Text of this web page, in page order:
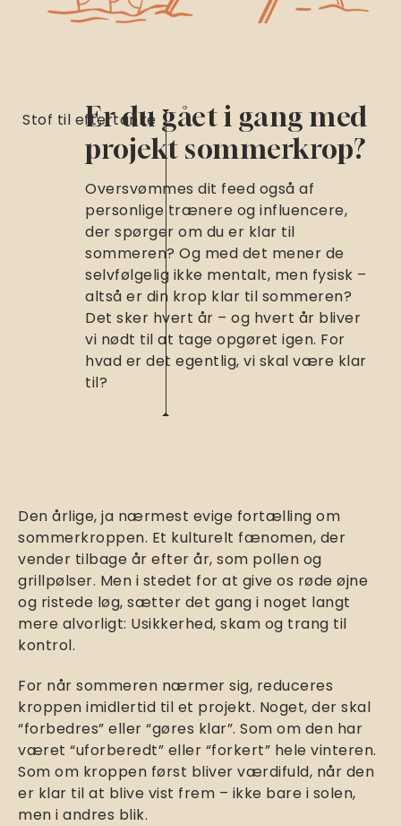
Er du gået i gang med
projekt sommerkrop?
Oversvømmes dit feed også af
personlige trænere og influencere,
der spørger om du er klar til
sommeren? Og med det mener de
selvfølgelig ikke mentalt, men fysisk –
altså er din krop klar til sommeren?
Det sker hvert år – og hvert år bliver
vi nødt til at tage opgøret igen. For
hvad er det egentlig, vi skal være klar
til?
Stof til eftertanke
Den årlige, ja nærmest evige fortælling om
sommerkroppen. Et kulturelt fænomen, der
vender tilbage år efter år, som pollen og
grillpølser. Men i stedet for at give os røde øjne
og ristede løg, sætter det gang i noget langt
mere alvorligt: Usikkerhed, skam og trang til
kontrol.
For når sommeren nærmer sig, reduceres
kroppen imidlertid til et projekt. Noget, der skal
“forbedres” eller “gøres klar”. Som om den har
været “uforberedt” eller “forkert” hele vinteren.
Som om kroppen først bliver værdifuld, når den
er klar til at blive vist frem – ikke bare i solen,
men i andres blik.